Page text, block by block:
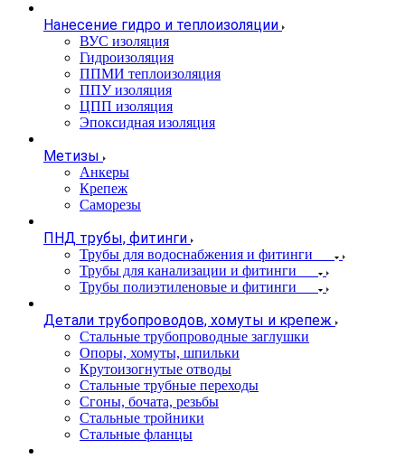
Нанесение гидро и теплоизоляции
ВУС изоляция
Гидроизоляция
ППМИ теплоизоляция
ППУ изоляция
ЦПП изоляция
Эпоксидная изоляция
Метизы
Анкеры
Крепеж
Саморезы
ПНД трубы, фитинги
Трубы для водоснабжения и фитинги
Трубы для канализации и фитинги
Трубы полиэтиленовые и фитинги
Детали трубопроводов, хомуты и крепеж
Стальные трубопроводные заглушки
Опоры, хомуты, шпильки
Крутоизогнутые отводы
Стальные трубные переходы
Сгоны, бочата, резьбы
Стальные тройники
Стальные фланцы